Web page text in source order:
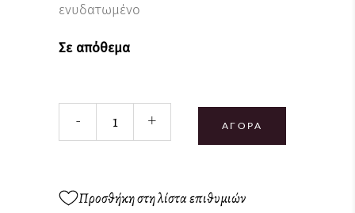
ενυδατωμένο
Σε απόθεμα
Hydration
- + ΑΓΟΡΆ
Προσθήκη στη λίστα επιθυμιών